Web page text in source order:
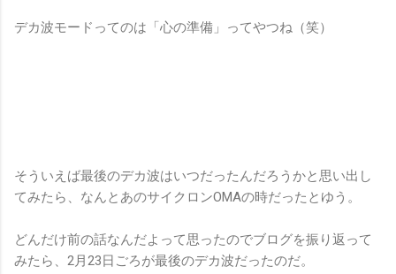
デカ波モードってのは「心の準備」ってやつね（笑）
そういえば最後のデカ波はいつだったんだろうかと思い出し
てみたら、なんとあのサイクロンOMAの時だったとゆう。
どんだけ前の話なんだよって思ったのでブログを振り返って
みたら、2月23日ごろが最後のデカ波だったのだ。